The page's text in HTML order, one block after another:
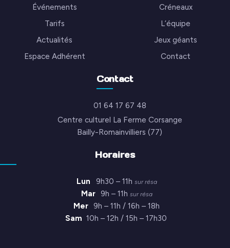
Événements
Créneaux
Tarifs
L’équipe
Actualités
Jeux géants
Espace Adhérent
Contact
Contact
01 64 17 67 48
Centre culturel La Ferme Corsange
Bailly-Romainvilliers (77)
Horaires
Lun 9h30 – 11h sur résa
Mar 9h – 11h sur résa
Mer 9h – 11h / 16h – 18h
Sam 10h – 12h / 15h – 17h30